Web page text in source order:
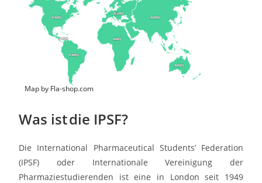
AfRO
AfRO
APRO
APRO
APRO
APRO
PARO
PARO
EuRO
EuRO
PARO
PARO
PARO
PARO
Map by Fla-shop.com
Was ist die IPSF?
Die International Pharmaceutical Students’ Federation
(IPSF) oder Internationale Vereinigung der
Pharmaziestudierenden ist eine in London seit 1949